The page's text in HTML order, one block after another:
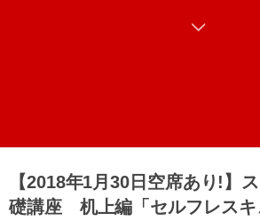
【2018年1月30日空席あり!】
礎講座 机上編「セルフレスキ